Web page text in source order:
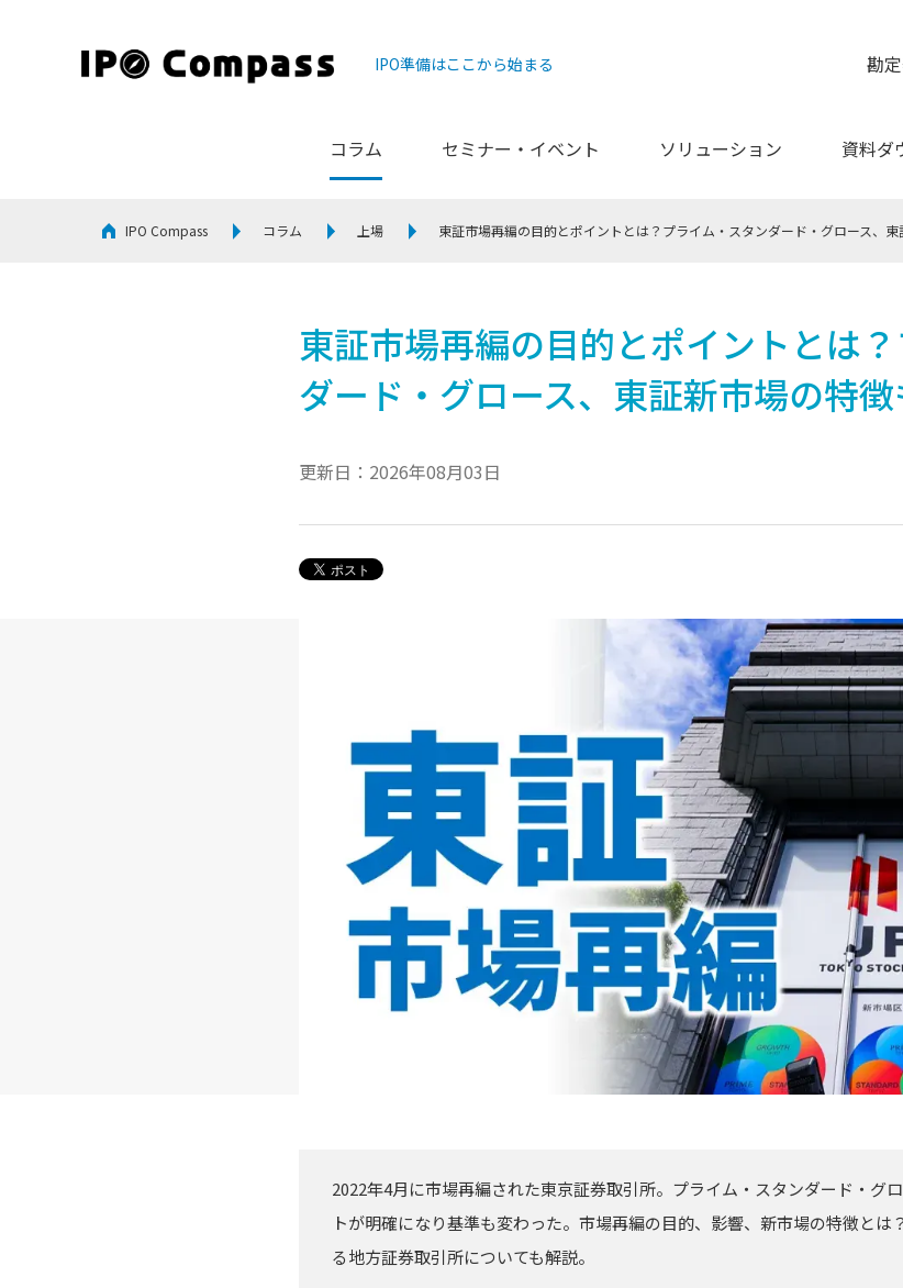
IPO準備はここから始まる 勘
コラム セミナー・イベント ソリューション 資料ダ
IPO Compass コラム 上場 東証市場再編の目的とポイントとは？プライム・スタンダード・グロース、
東証市場再編の目的とポイントとは
ダード・グロース、東証新市場の特
更新日：2026年08月03日
2022年4月に市場再編された東京証券取引所。プライム・スタンダード・グ
トが明確になり基準も変わった。市場再編の目的、影響、新市場の特徴と
る地方証券取引所についても解説。